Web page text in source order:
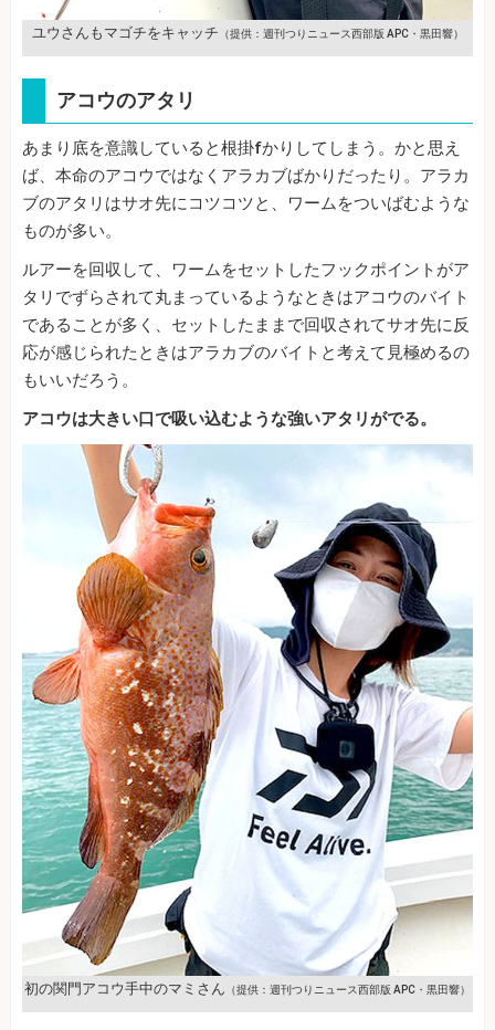
ユウさんもマゴチをキャッチ （提供：週刊つりニュース西部版 APC・黒田響）
アコウのアタリ
あまり底を意識していると根掛fかりしてしまう。かと思え
ば、本命のアコウではなくアラカブばかりだったり。アラカ
ブのアタリはサオ先にコツコツと、ワームをついばむような
ものが多い。
ルアーを回収して、ワームをセットしたフックポイントがア
タリでずらされて丸まっているようなときはアコウのバイト
であることが多く、セットしたままで回収されてサオ先に反
応が感じられたときはアラカブのバイトと考えて見極めるの
もいいだろう。
アコウは大きい口で吸い込むような強いアタリがでる。
初の関門アコウ手中のマミさん （提供：週刊つりニュース西部版 APC・黒田響）